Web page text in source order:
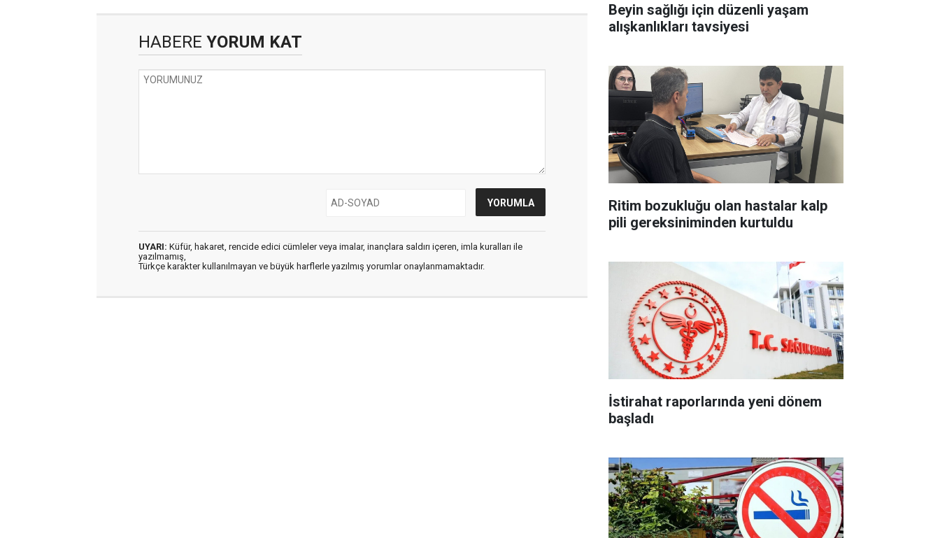
HABERE YORUM KAT
UYARI: Küfür, hakaret, rencide edici cümleler veya imalar, inançlara saldırı içeren, imla kuralları ile
yazılmamış,
Türkçe karakter kullanılmayan ve büyük harflerle yazılmış yorumlar onaylanmamaktadır.
Beyin sağlığı için düzenli yaşam
alışkanlıkları tavsiyesi
Ritim bozukluğu olan hastalar kalp
pili gereksiniminden kurtuldu
İstirahat raporlarında yeni dönem
başladı